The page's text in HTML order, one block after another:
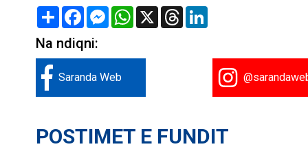
Share FacebookMessenger
WhatsApp
X Threads
Na ndiqni:
Saranda Web
POSTIMET E FUNDIT